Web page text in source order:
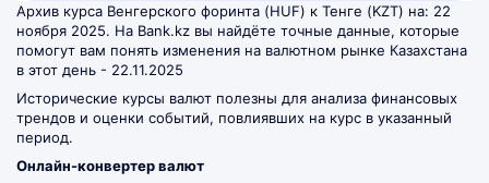
Архив курса Венгерского форинта (HUF) к Тенге (KZT) на: 22
ноября 2025. На Bank.kz вы найдёте точные данные, которые
помогут вам понять изменения на валютном рынке Казахстана
в этот день - 22.11.2025
Исторические курсы валют полезны для анализа финансовых
трендов и оценки событий, повлиявших на курс в указанный
период.
Онлайн-конвертер валют